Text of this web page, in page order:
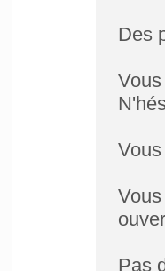
Des
Pas